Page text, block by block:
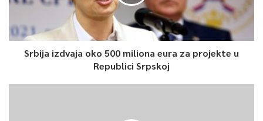
Srbija izdvaja oko 500 miliona eura za projekte u
Republici Srpskoj